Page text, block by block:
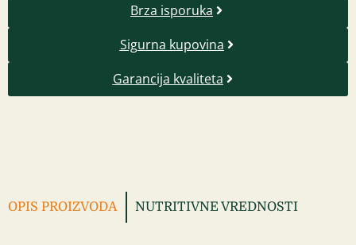
Brza isporuka
Sigurna kupovina
Garancija kvaliteta
OPIS PROIZVODA NUTRITIVNE VREDNOSTI